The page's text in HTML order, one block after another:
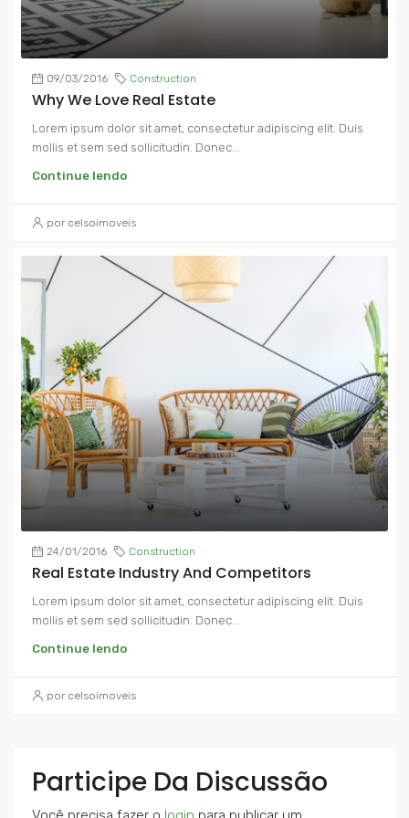
09/03/2016 Construction
Why We Love Real Estate
Lorem ipsum dolor sit amet, consectetur adipiscing elit. Duis
mollis et sem sed sollicitudin. Donec...
Continue lendo
por celsoimoveis
24/01/2016 Construction
Real Estate Industry And Competitors
Lorem ipsum dolor sit amet, consectetur adipiscing elit. Duis
mollis et sem sed sollicitudin. Donec...
Continue lendo
por celsoimoveis
Participe Da Discussão